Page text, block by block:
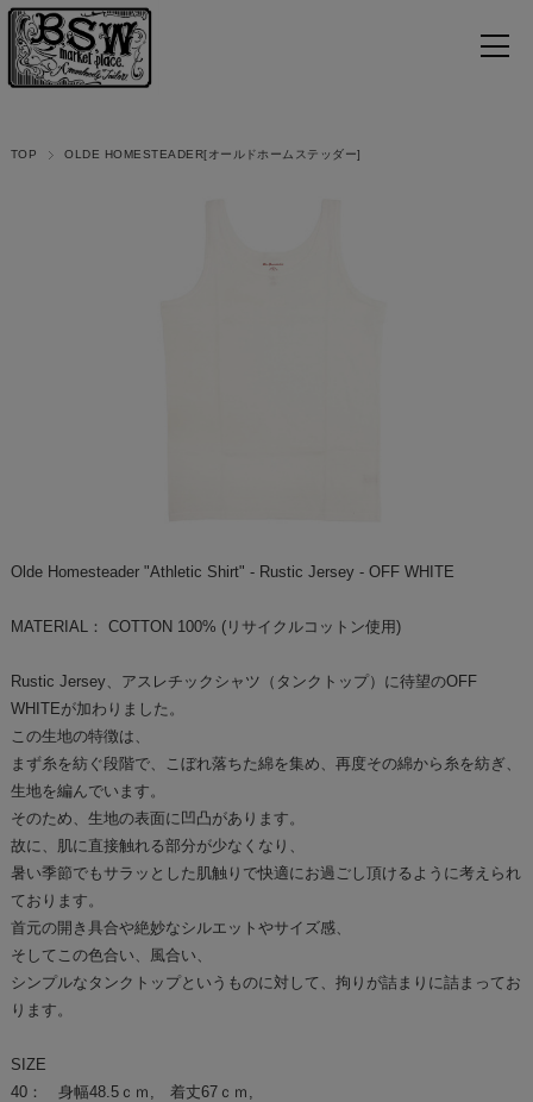
TOP OLDE HOMESTEADER[オールドホームステッダー]
Olde Homesteader "Athletic Shirt" - Rustic Jersey - OFF WHITE
MATERIAL： COTTON 100% (リサイクルコットン使用)
Rustic Jersey、アスレチックシャツ（タンクトップ）に待望のOFF
WHITEが加わりました。
この生地の特徴は、
まず糸を紡ぐ段階で、こぼれ落ちた綿を集め、再度その綿から糸を紡ぎ、
生地を編んでいます。
そのため、生地の表面に凹凸があります。
故に、肌に直接触れる部分が少なくなり、
暑い季節でもサラッとした肌触りで快適にお過ごし頂けるように考えられ
ております。
首元の開き具合や絶妙なシルエットやサイズ感、
そしてこの色合い、風合い、
シンプルなタンクトップというものに対して、拘りが詰まりに詰まってお
ります。
SIZE
40： 身幅48.5ｃｍ, 着丈67ｃｍ,